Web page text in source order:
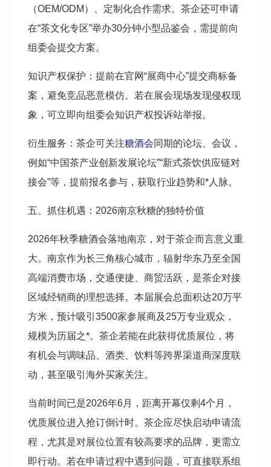
（OEM/ODM）、定制化合作需求。茶企还可申请
在“茶文化专区”举办30分钟小型品鉴会，需提前向
组委会提交方案。
知识产权保护：提前在官网“展商中心”提交商标备
案，避免竞品恶意模仿。若在展会现场发现侵权现
象，可立即向组委会知识产权投诉站举报。
衍生服务：茶企可关注糖酒会同期的论坛、会议，
例如“中国茶产业创新发展论坛”“新式茶饮供应链对
接会”等，提前报名参与，获取行业趋势和*人脉。
五、抓住机遇：2026南京秋糖的独特价值
2026年秋季糖酒会落地南京，对于茶企而言意义重
大。南京作为长三角核心城市，辐射华东乃至全国
高端消费市场，交通便捷、商贸活跃，是茶企对接
区域经销商的理想选择。本届展会总面积达20万平
方米，预计吸引3500家参展商及25万专业观众 ，
规模为历届之*。茶企若能在此获得优质展位，将
有机会与调味品、酒类、饮料等跨界渠道商深度联
动，甚至吸引海外买家关注。
当前时间已是2026年6月，距离开幕仅剩4个月，
优质展位进入抢订倒计时。茶企应尽快启动申请流
程，尤其是对展位位置有较高要求的品牌，更需立
即行动。若在申请过程中遇到问题，可直接联系组